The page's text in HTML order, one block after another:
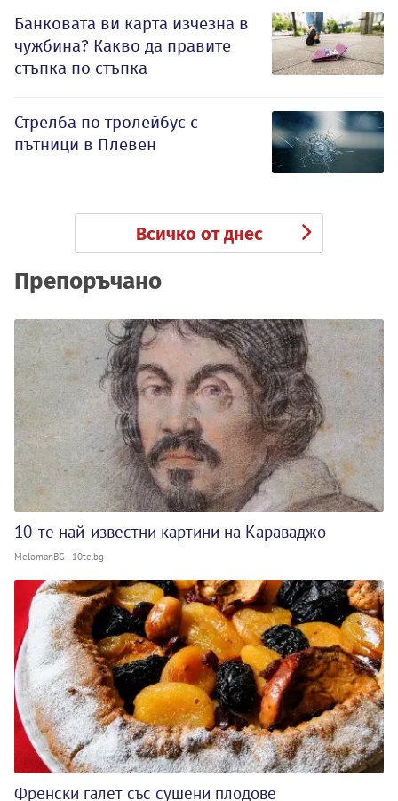
Банковата ви карта изчезна в
чужбина? Какво да правите
стъпка по стъпка
Стрелба по тролейбус с
пътници в Плевен
Всичко от днес
Препоръчано
10-те най-известни картини на Караваджо
MelomanBG - 10te.bg
Френски галет със сушени плодове